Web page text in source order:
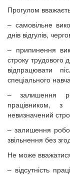
Прогулом
– самовільне
днів відгулів,
– припинення
строку трудового
відпрацювати
спеціального
– залишення
працівником,
невизначений
– залишення
звільнення без
Не може
– відсутність